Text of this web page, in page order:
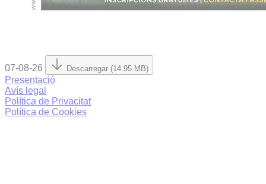
07-08-26 Descarregar (14.95 MB)
Presentació
Avís legal
Política de Privacitat
Política de Cookies